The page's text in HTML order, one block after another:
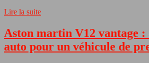
Lire la suite
Aston martin V12 vantage :
auto pour un véhicule de